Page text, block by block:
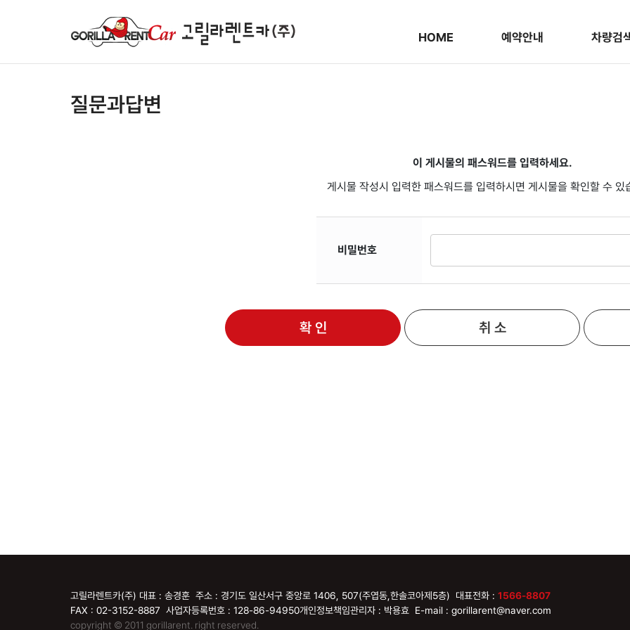
HOME 예약안내 차량검
질문과답변
이 게시물의 패스워드를 입력하세요.
게시물 작성시 입력한 패스워드를 입력하시면 게시물을 확인할 수 있
비밀번호
확 인 취 소
고릴라렌트카(주) 대표 : 송경훈 주소 : 경기도 일산서구 중앙로 1406, 507(주엽동,한솔코아제5층) 대표전화 : 1566-8807
FAX : 02-3152-8887 사업자등록번호 : 128-86-94950개인정보책임관리자 : 박용효 E-mail : gorillarent@naver.com
copyright © 2011 gorillarent. right reserved.